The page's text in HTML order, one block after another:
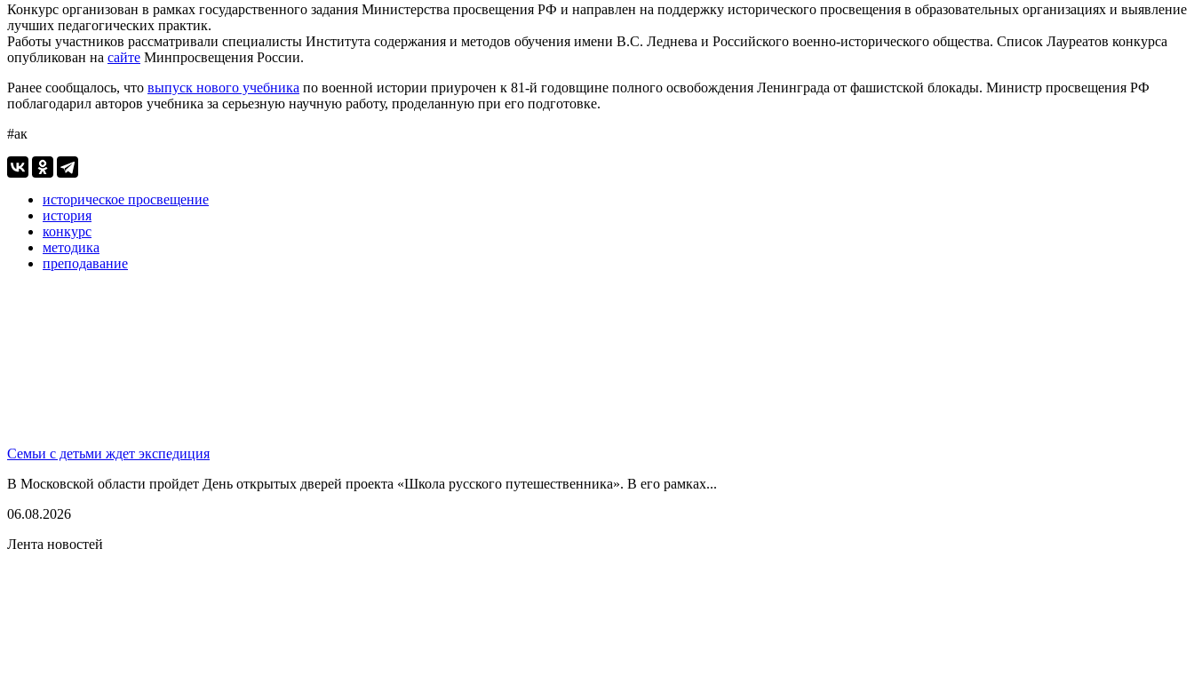
Конкурс организован в рамках государственного задания Министерства просвещения РФ и направлен на поддержку исторического просвещения в образовательных организациях и выявление
лучших педагогических практик.
Работы участников рассматривали специалисты Института содержания и методов обучения имени В.С. Леднева и Российского военно-исторического общества. Список Лауреатов конкурса
опубликован на сайте Минпросвещения России.
Ранее сообщалось, что выпуск нового учебника по военной истории приурочен к 81-й годовщине полного освобождения Ленинграда от фашистской блокады. Министр просвещения РФ
поблагодарил авторов учебника за серьезную научную работу, проделанную при его подготовке.
#ак
историческое просвещение
история
конкурс
методика
преподавание
Семьи с детьми ждет экспедиция
В Московской области пройдет День открытых дверей проекта «Школа русского путешественника». В его рамках...
06.08.2026
Лента новостей